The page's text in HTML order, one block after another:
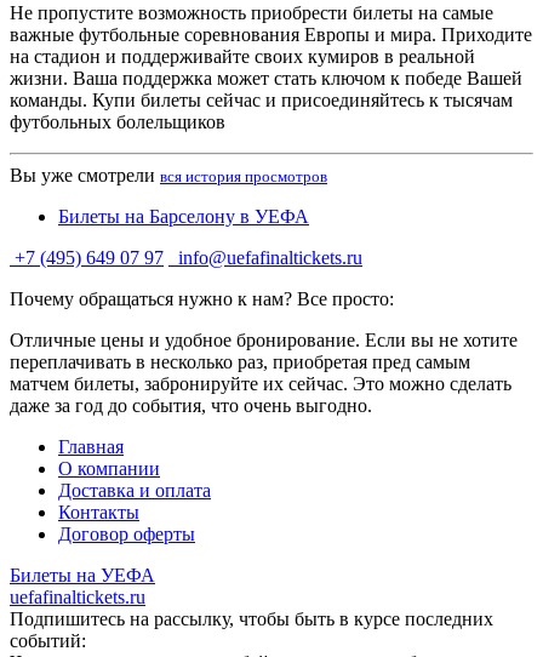
Не пропустите возможность приобрести билеты на самые
важные футбольные соревнования Европы и мира. Приходите
на стадион и поддерживайте своих кумиров в реальной
жизни. Ваша поддержка может стать ключом к победе Вашей
команды. Купи билеты сейчас и присоединяйтесь к тысячам
футбольных болельщиков
Вы уже смотрели вся история просмотров
Билеты на Барселону в УЕФА
+7 (495) 649 07 97
info@uefafinaltickets.ru
Почему обращаться нужно к нам? Все просто:
Отличные цены и удобное бронирование. Если вы не хотите
переплачивать в несколько раз, приобретая пред самым
матчем билеты, забронируйте их сейчас. Это можно сделать
даже за год до события, что очень выгодно.
Главная
О компании
Доставка и оплата
Контакты
Договор оферты
Билеты на УЕФА
uefafinaltickets.ru
Подпишитесь на рассылку, чтобы быть в курсе последних
событий: